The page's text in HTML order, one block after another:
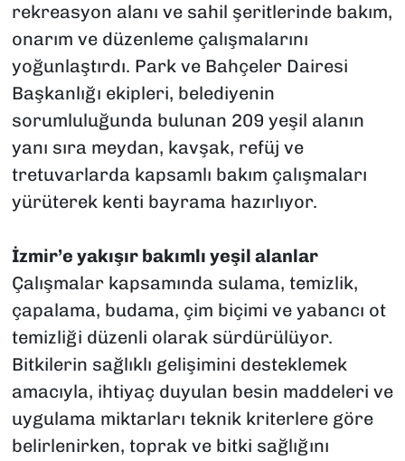
rekreasyon alanı ve sahil şeritlerinde bakım,
onarım ve düzenleme çalışmalarını
yoğunlaştırdı. Park ve Bahçeler Dairesi
Başkanlığı ekipleri, belediyenin
sorumluluğunda bulunan 209 yeşil alanın
yanı sıra meydan, kavşak, refüj ve
tretuvarlarda kapsamlı bakım çalışmaları
yürüterek kenti bayrama hazırlıyor.
İzmir’e yakışır bakımlı yeşil alanlar
Çalışmalar kapsamında sulama, temizlik,
çapalama, budama, çim biçimi ve yabancı ot
temizliği düzenli olarak sürdürülüyor.
Bitkilerin sağlıklı gelişimini desteklemek
amacıyla, ihtiyaç duyulan besin maddeleri ve
uygulama miktarları teknik kriterlere göre
belirlenirken, toprak ve bitki sağlığını